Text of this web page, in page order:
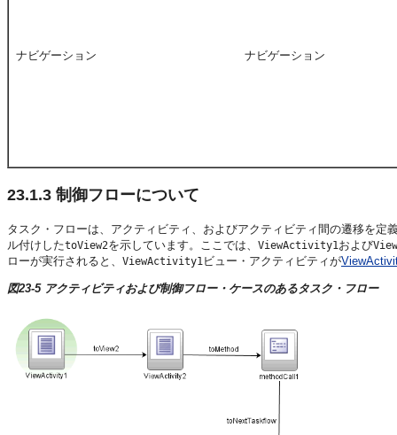
ナビゲーション ナビゲーション
23.1.3 制御フローについて
タスク・フローは、アクティビティ、およびアクティビティ間の遷移を定
ル付けしたtoView2を示しています。ここでは、 ViewActivity1および
ローが実行されると、 ViewActivity1ビュー・アクティビティが
図23-5 アクティビティおよび制御フロー・ケースのあるタスク・フロー